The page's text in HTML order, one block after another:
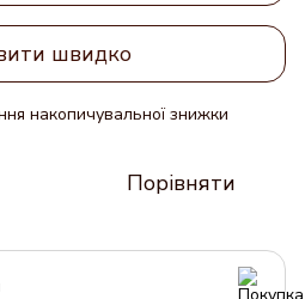
швидко
накопичувальної знижки
Порівняти